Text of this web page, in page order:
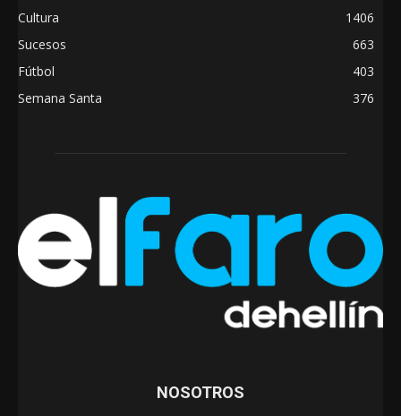
Cultura
1406
Sucesos
663
Fútbol
403
Semana Santa
376
NOSOTROS